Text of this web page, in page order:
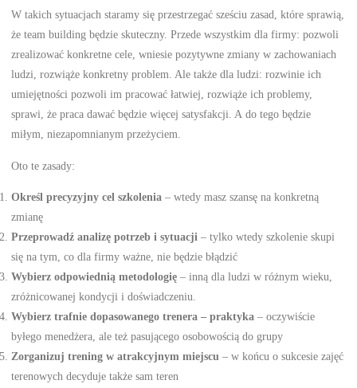
W takich sytuacjach staramy się przestrzegać sześciu zasad, które sprawią,
że team building będzie skuteczny. Przede wszystkim dla firmy: pozwoli
zrealizować konkretne cele, wniesie pozytywne zmiany w zachowaniach
ludzi, rozwiąże konkretny problem. Ale także dla ludzi: rozwinie ich
umiejętności pozwoli im pracować łatwiej, rozwiąże ich problemy,
sprawi, że praca dawać będzie więcej satysfakcji. A do tego będzie
miłym, niezapomnianym przeżyciem.
Oto te zasady:
Określ precyzyjny cel szkolenia – wtedy masz szansę na konkretną
zmianę
Przeprowadź analizę potrzeb i sytuacji – tylko wtedy szkolenie skupi
się na tym, co dla firmy ważne, nie będzie błądzić
Wybierz odpowiednią metodologię – inną dla ludzi w różnym wieku,
zróżnicowanej kondycji i doświadczeniu.
Wybierz trafnie dopasowanego trenera – praktyka – oczywiście
byłego menedżera, ale też pasującego osobowością do grupy
Zorganizuj trening w atrakcyjnym miejscu – w końcu o sukcesie zajęć
terenowych decyduje także sam teren